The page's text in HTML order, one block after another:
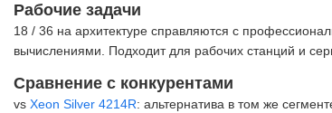
Рабочие задачи
18 / 36 на архитектуре справляются с
вычислениями. Подходит для рабочих станций и
Сравнение с конкурентами
vs Xeon Silver 4214R: альтернатива в том же